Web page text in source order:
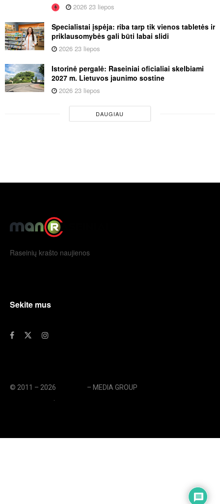
2026 23 liepos
Specialistai įspėja: riba tarp tik vienos tabletės ir
priklausomybės gali būti labai slidi
2026 23 liepos
Istorinė pergalė: Raseiniai oficialiai skelbiami
2027 m. Lietuvos jaunimo sostine
2026 23 liepos
DAUGIAU
Raseinių krašto naujienos
Sekite mus
© 2011 – 2026 – MEDIA GROUP